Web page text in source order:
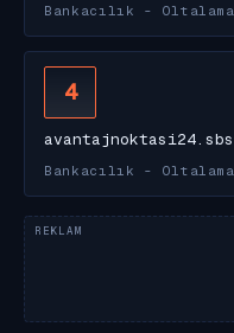
Bankacılık - Oltalama
4
avantajnoktasi24.sbs
Bankacılık - Oltalama